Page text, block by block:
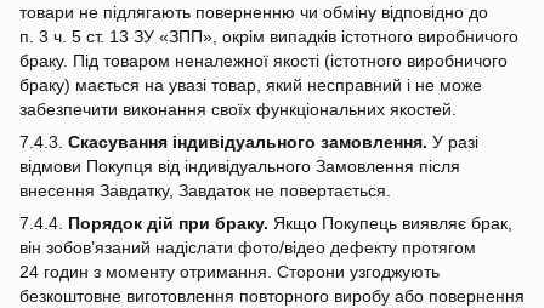
товари не підлягають поверненню чи обміну відповідно до
п. 3 ч. 5 ст. 13 ЗУ «ЗПП», окрім випадків істотного виробничого
браку. Під товаром неналежної якості (істотного виробничого
браку) мається на увазі товар, який несправний і не може
забезпечити виконання своїх функціональних якостей.
7.4.3. Скасування індивідуального замовлення. У разі
відмови Покупця від індивідуального Замовлення після
внесення Завдатку, Завдаток не повертається.
7.4.4. Порядок дій при браку. Якщо Покупець виявляє брак,
він зобов’язаний надіслати фото/відео дефекту протягом
24 годин з моменту отримання. Сторони узгоджують
безкоштовне виготовлення повторного виробу або повернення